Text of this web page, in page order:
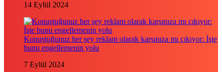
14 Eylül 2024
Konuştuğunuz her şey reklam olarak karşınıza mı çıkıyor: İşte
bunu engellemenin yolu
7 Eylül 2024